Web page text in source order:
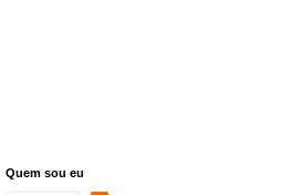
Quem sou eu